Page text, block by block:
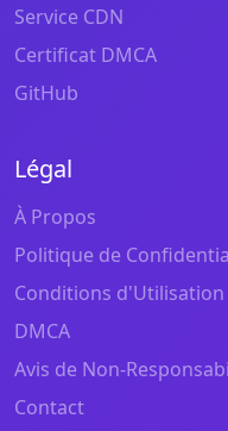
Service CDN
Certificat DMCA
GitHub
Légal
À Propos
Politique de
Conditions d'Utilisation
DMCA
Avis de Non-
Contact